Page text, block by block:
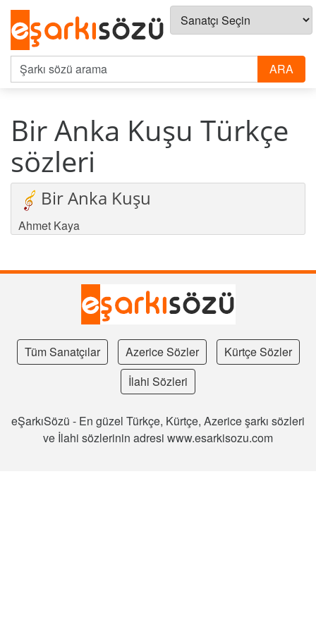
Bir Anka Kuşu Türkçe
sözleri
Bir Anka Kuşu
Ahmet Kaya
Tüm Sanatçılar Azerice Sözler
Kürtçe Sözler
İlahi Sözleri
eŞarkıSözü - En güzel Türkçe, Kürtçe, Azerice şarkı sözleri
ve İlahi sözlerinin adresi www.esarkisozu.com